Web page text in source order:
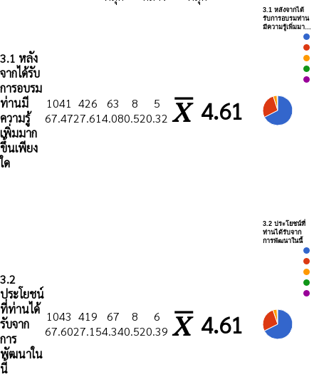
3.1 หลัง
จากได้รับ
การอบรม
ท่านมี
ความรู้
เพิ่มมาก
ขึ้นเพียง
ใด
1041
67.47
426
27.61
63
4.08
8
0.52
5
0.32
4.61
3.1 หลังจากได้
รับการอบรมท่าน
มีความรู้เพิ่มมา…
3.2
ประโยชน์
ที่ท่านได้
รับจาก
การ
พัฒนาใน
นี้
1043
67.60
419
27.15
67
4.34
8
0.52
6
0.39
4.61
3.2 ประโยชน์ที่
ท่านได้รับจาก
การพัฒนาในนี้